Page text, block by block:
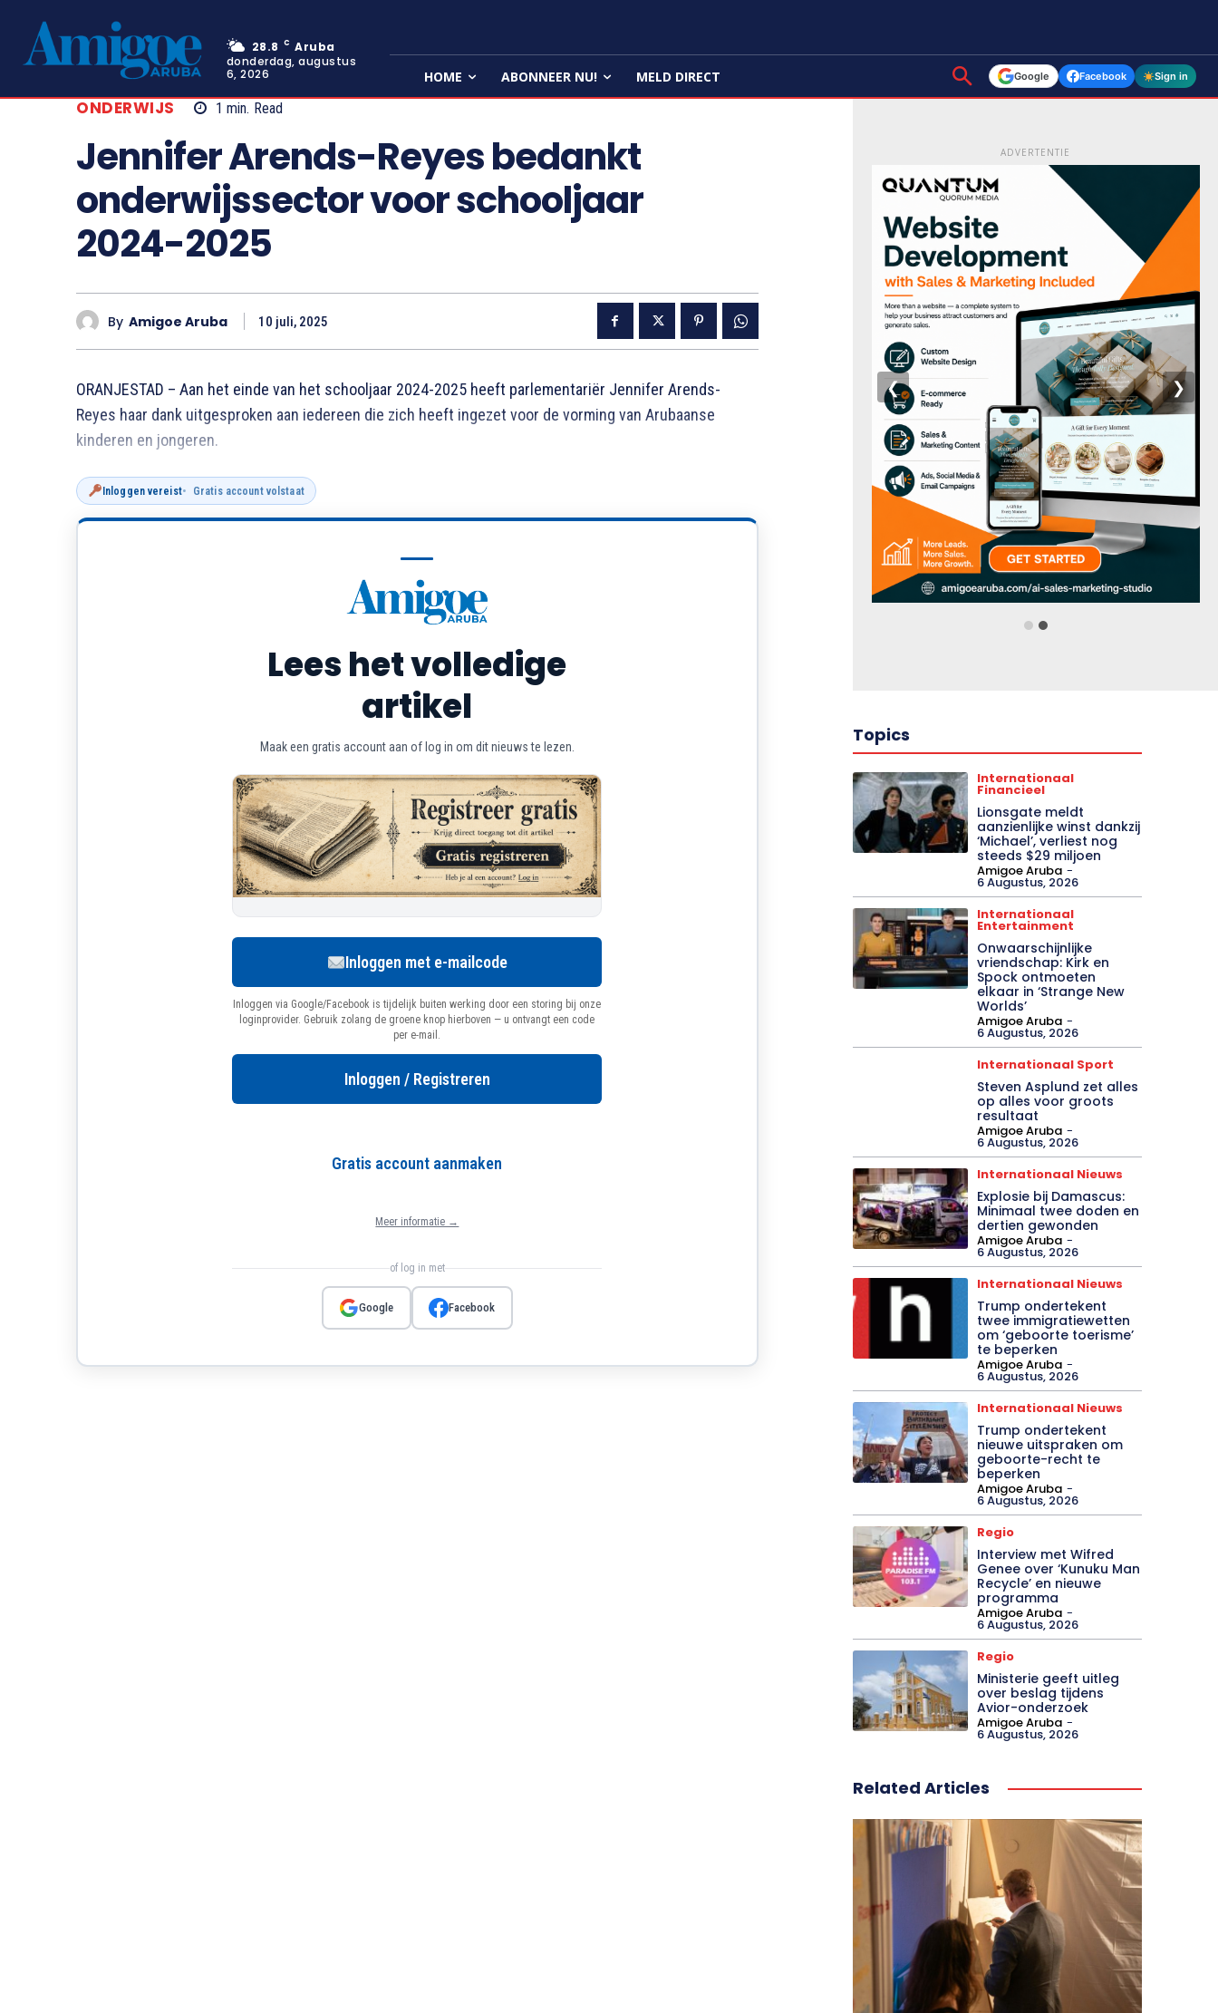
28.8 C Aruba
donderdag, augustus
6, 2026
HOME ABONNEER NU! MELD DIRECT Google Facebook Sign in
ONDERWIJS 1 min. Read
Jennifer Arends-Reyes bedankt
onderwijssector voor schooljaar
2024-2025
By Amigoe Aruba 10 juli, 2025
ORANJESTAD – Aan het einde van het schooljaar 2024-2025 heeft parlementariër Jennifer Arends-
Reyes haar dank uitgesproken aan iedereen die zich heeft ingezet voor de vorming van Arubaanse
kinderen en jongeren.
Inloggen vereist Gratis account volstaat
Lees het volledige
artikel
Maak een gratis account aan of log in om dit nieuws te lezen.
Inloggen met e-mailcode
Inloggen via Google/Facebook is tijdelijk buiten werking door een storing bij onze
loginprovider. Gebruik zolang de groene knop hierboven — u ontvangt een code
per e-mail.
Inloggen / Registreren
Gratis account aanmaken
Meer informatie →
of log in met
Google Facebook
ADVERTENTIE
❮ ❯
Topics
Internationaal
Financieel
Lionsgate meldt
aanzienlijke winst dankzij
‘Michael’, verliest nog
steeds $29 miljoen
Amigoe Aruba -
6 Augustus, 2026
Internationaal
Entertainment
Onwaarschijnlijke
vriendschap: Kirk en
Spock ontmoeten
elkaar in ‘Strange New
Worlds’
Amigoe Aruba -
6 Augustus, 2026
Internationaal Sport
Steven Asplund zet alles
op alles voor groots
resultaat
Amigoe Aruba -
6 Augustus, 2026
Internationaal Nieuws
Explosie bij Damascus:
Minimaal twee doden en
dertien gewonden
Amigoe Aruba -
6 Augustus, 2026
Internationaal Nieuws
Trump ondertekent
twee immigratiewetten
om ‘geboorte toerisme’
te beperken
Amigoe Aruba -
6 Augustus, 2026
Internationaal Nieuws
Trump ondertekent
nieuwe uitspraken om
geboorte-recht te
beperken
Amigoe Aruba -
6 Augustus, 2026
Regio
Interview met Wifred
Genee over ‘Kunuku Man
Recycle’ en nieuwe
programma
Amigoe Aruba -
6 Augustus, 2026
Regio
Ministerie geeft uitleg
over beslag tijdens
Avior-onderzoek
Amigoe Aruba -
6 Augustus, 2026
Related Articles